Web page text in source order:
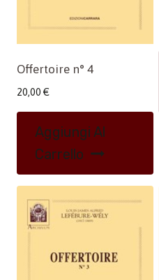
Offertoire n° 4
20,00 €
Aggiungi Al
Carrello